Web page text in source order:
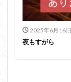
2025年6月16日
夜もすがら